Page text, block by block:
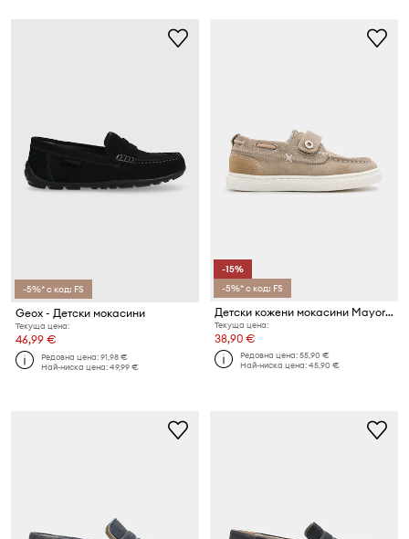
-5%* с код: FS
Geox - Детски мокасини
Текуща цена:
46,99 €
Редовна цена:91,98 €
Най-ниска цена:49,99 €
-15%
-5%* с код: FS
Детски кожени мокасини Mayoral
Текуща цена:
38,90 €
Редовна цена:55,90 €
Най-ниска цена:45,90 €